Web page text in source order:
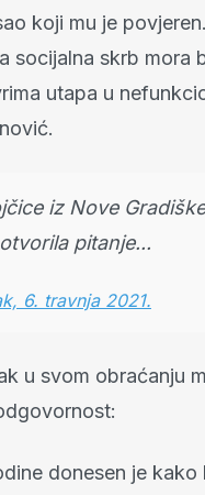
koji mu je
socijalna skrb mora
utapa u
iz Nove
pitanje...
6. travnja 2021.
u svom obraćanju
donesen je